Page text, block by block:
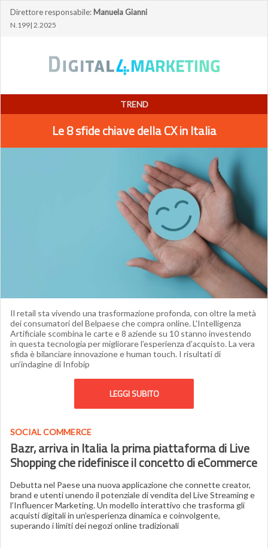
Direttore responsabile: Manuela Gianni
N.199| 2.2025
TREND
Le 8 sfide chiave della CX in Italia
Il retail sta vivendo una trasformazione profonda, con oltre la metà
dei consumatori del Belpaese che compra online. L'Intelligenza
Artificiale scombina le carte e 8 aziende su 10 stanno investendo
in questa tecnologia per migliorare l’esperienza d’acquisto. La vera
sfida è bilanciare innovazione e human touch. I risultati di
un’indagine di Infobip
LEGGI SUBITO
SOCIAL COMMERCE
Bazr, arriva in Italia la prima piattaforma di Live
Shopping che ridefinisce il concetto di eCommerce
Debutta nel Paese una nuova applicazione che connette creator,
brand e utenti unendo il potenziale di vendita del Live Streaming e
l’Influencer Marketing. Un modello interattivo che trasforma gli
acquisti digitali in un’esperienza dinamica e coinvolgente,
superando i limiti dei negozi online tradizionali